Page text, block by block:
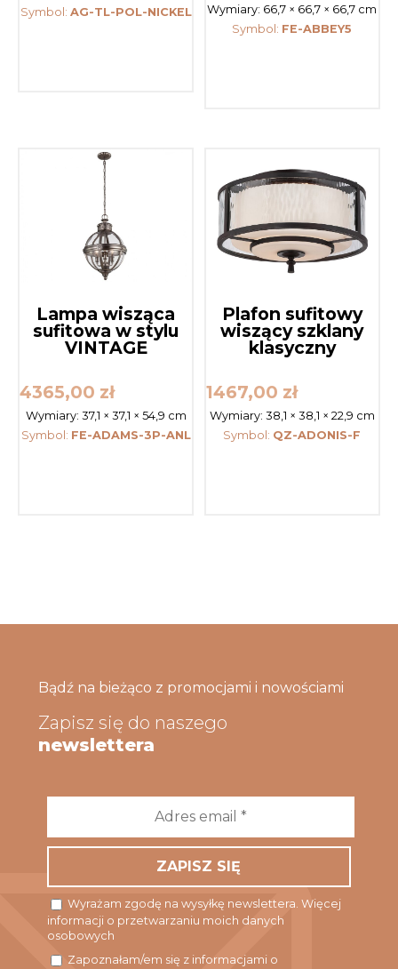
Symbol: AG-TL-POL-NICKEL Wymiary: 66,7 × 66,7 × 66,7 cm
Symbol: FE-ABBEY5
Lampa wisząca
sufitowa w stylu
VINTAGE
4365,00 zł
Wymiary: 37,1 × 37,1 × 54,9 cm
Symbol: FE-ADAMS-3P-ANL
Plafon sufitowy
wiszący szklany
klasyczny
1467,00 zł
Wymiary: 38,1 × 38,1 × 22,9 cm
Symbol: QZ-ADONIS-F
Bądź na bieżąco z promocjami i nowościami
Zapisz się do naszego
newslettera
*
Wyrażam zgodę na wysyłkę newslettera. Więcej
informacji o przetwarzaniu moich danych
osobowych
Zapoznałam/em się z informacjami o